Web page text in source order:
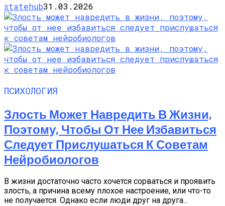
statehub31.03.2026
ПСИХОЛОГИЯ
Злость Может Навредить В Жизни,
Поэтому, Чтобы От Нее Избавиться
Следует Прислушаться К Советам
Нейробиологов
В жизни достаточно часто хочется сорваться и проявить
злость, а причина всему плохое настроение, или что-то
не получается. Однако если люди друг на друга...